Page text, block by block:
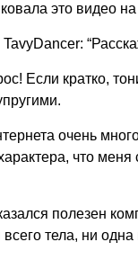
это видео
TavyDancer:
Если кратко,
очень
что
полезен
тела, ни